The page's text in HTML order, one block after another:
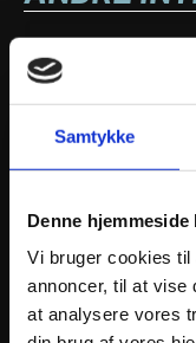
Samtykke
Denne
Vi bruger cookies
annoncer, til at vise
at analysere vores
JT Sprockets
SPROCKET 44
243kr.